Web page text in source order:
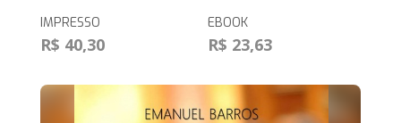
IMPRESSO
R$ 40,30
EBOOK
R$ 23,63